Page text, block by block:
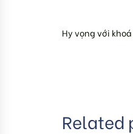
Hy vọng với
Related